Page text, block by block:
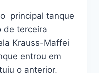
principal tanque
de terceira
Krauss-Maffei
entrou em
o anterior,